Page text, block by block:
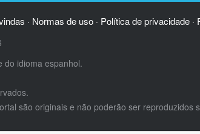
· Normas de uso· Política de privacidade·
do idioma espanhol.
são originais e não poderão ser reproduzidos